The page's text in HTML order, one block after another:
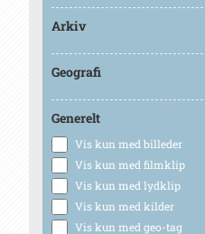
Arkiv
Geografi
Generelt
Vis kun med billeder
Vis kun med filmklip
Vis kun med lydklip
Vis kun med kilder
Vis kun med geo-tag